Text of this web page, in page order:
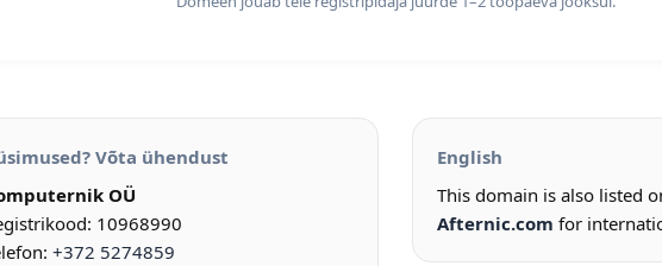
Võta ühendust
OÜ
10968990
+372 5274859
English
This domain is also listed
Afternic.com for